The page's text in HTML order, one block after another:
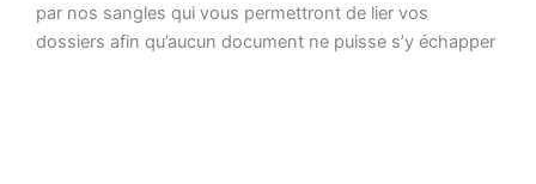
par nos sangles qui vous permettront de lier vos
dossiers afin qu’aucun document ne puisse s’y échapper